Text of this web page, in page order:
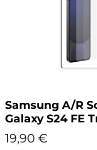
Samsung A/R
Galaxy S24 FE
19,90 €